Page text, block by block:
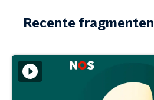
Recente fragmenten